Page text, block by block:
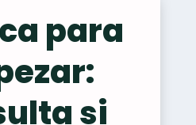
para
si